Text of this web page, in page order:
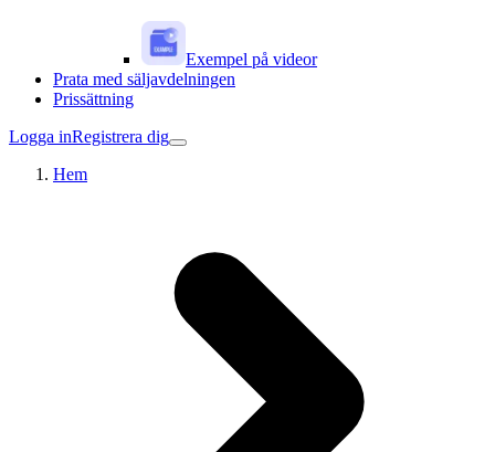
Exempel på videor
Prata med säljavdelningen
Prissättning
Logga inRegistrera dig
Hem